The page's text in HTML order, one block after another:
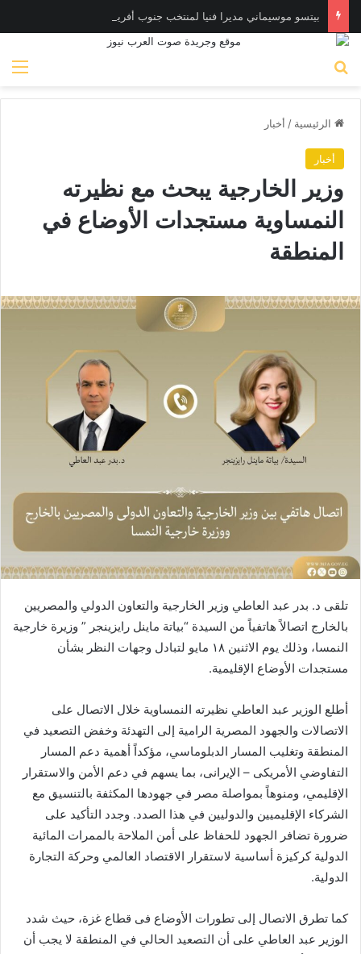
بيتسو موسيماني مديرا فنيا لمنتخب جنوب أفريقيا
الرئيسية / أخبار
أخبار
وزير الخارجية يبحث مع نظيرته
النمساوية مستجدات الأوضاع في
المنطقة
تلقى د. بدر عبد العاطي وزير الخارجية والتعاون الدولي والمصريين
بالخارج اتصالاً هاتفياً من السيدة “بياتة ماينل رايزينجر ” وزيرة خارجية
النمسا، وذلك يوم الاثنين ١٨ مايو لتبادل وجهات النظر بشأن
مستجدات الأوضاع الإقليمية.
أطلع الوزير عبد العاطي نظيرته النمساوية خلال الاتصال على
الاتصالات والجهود المصرية الرامية إلى التهدئة وخفض التصعيد في
المنطقة وتغليب المسار الدبلوماسي، مؤكداً أهمية دعم المسار
التفاوضي الأمريكى – الإيرانى، بما يسهم في دعم الأمن والاستقرار
الإقليمي، ومنوهاً بمواصلة مصر في جهودها المكثفة بالتنسيق مع
الشركاء الإقليميين والدوليين في هذا الصدد. وجدد التأكيد على
ضرورة تضافر الجهود للحفاظ على أمن الملاحة بالممرات المائية
الدولية كركيزة أساسية لاستقرار الاقتصاد العالمي وحركة التجارة
الدولية.
كما تطرق الاتصال إلى تطورات الأوضاع فى قطاع غزة، حيث شدد
الوزير عبد العاطي على أن التصعيد الحالي في المنطقة لا يجب أن